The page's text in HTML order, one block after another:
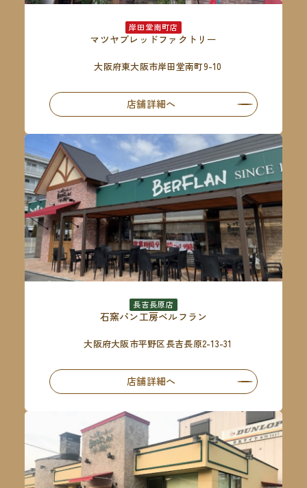
岸田堂南町店
マツヤブレッドファクトリー
大阪府東大阪市岸田堂南町9-10
店舗詳細へ
長吉長原店
石窯パン工房ベルフラン
大阪府大阪市平野区長吉長原2-13-31
店舗詳細へ